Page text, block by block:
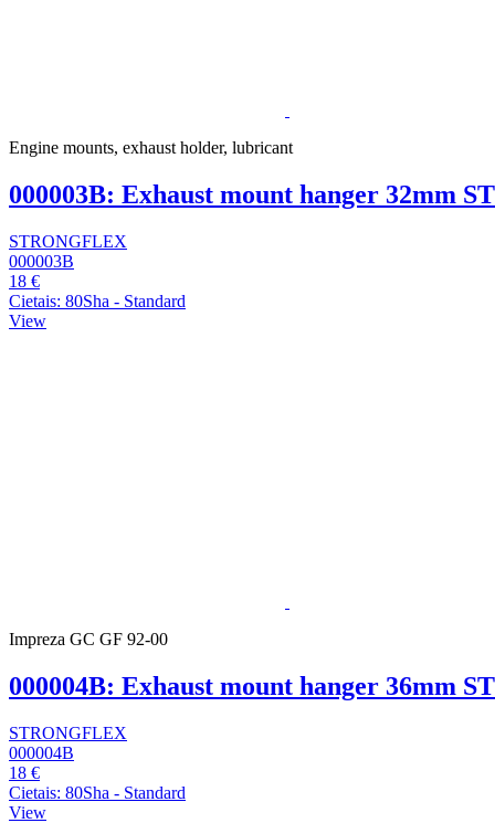
Engine mounts, exhaust holder, lubricant
000003B: Exhaust mount hanger 32mm
STRONGFLEX
000003B
18 €
Cietais: 80Sha - Standard
View
Impreza GC GF 92-00
000004B: Exhaust mount hanger 36mm
STRONGFLEX
000004B
18 €
Cietais: 80Sha - Standard
View